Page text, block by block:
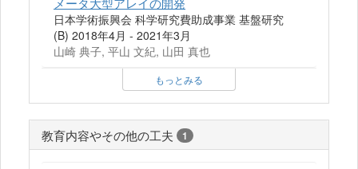
日本学術振興会 科学研究費助成事業 基盤研究
(B) 2018年4月 - 2021年3月
山崎 典子, 平山 文紀, 山田 真也
もっとみる
教育内容やその他の工夫 1